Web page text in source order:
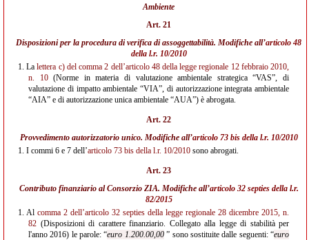
Ambiente
Art. 21
Disposizioni per la procedura di verifica di assoggettabilità. Modifiche all’articolo 48
della l.r. 10/2010
1. Lalettera c) del comma 2 dell’articolo 48 della legge regionale 12 febbraio 2010,
n. 10(Norme in materia di valutazione ambientale strategica “VAS”, di
valutazione di impatto ambientale “VIA”, di autorizzazione integrata ambientale
“AIA” e di autorizzazione unica ambientale “AUA”) è abrogata.
Art. 22
Provvedimento autorizzatorio unico. Modifiche all’articolo 73 bis della l.r. 10/2010
1. I commi 6 e 7 dell’articolo 73 bis della l.r. 10/2010 sono abrogati.
Art. 23
Contributo finanziario al Consorzio ZIA. Modifiche all’articolo 32 septies della l.r.
82/2015
1. Al comma 2 dell’articolo 32 septies della legge regionale 28 dicembre 2015, n.
82 (Disposizioni di carattere finanziario. Collegato alla legge di stabilità per
l'anno 2016) le parole: “euro 1.200.00,00” sono sostituite dalle seguenti: “euro